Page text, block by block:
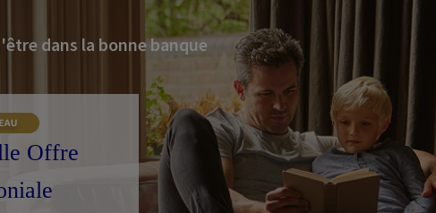
dans la bonne banque
Offre